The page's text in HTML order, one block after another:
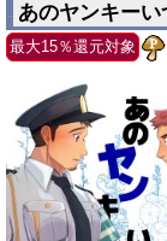
あのヤンキー
最大15％還元対象